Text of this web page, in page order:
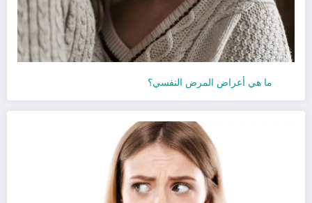
ما هي أعراض المرض النفسي؟